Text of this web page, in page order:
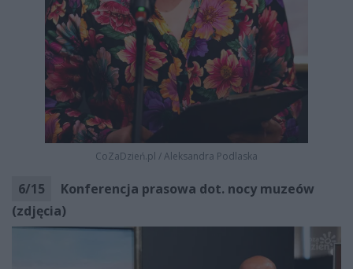
CoZaDzień.pl /Aleksandra Podlaska
6/15
Konferencja prasowa dot. nocy muzeów
(zdjęcia)